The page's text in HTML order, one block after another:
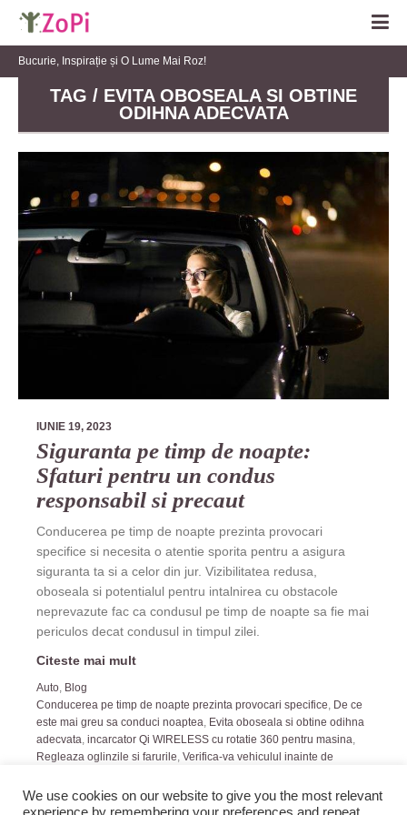
Bucurie, Inspirație și O Lume Mai Roz!
TAG / EVITA OBOSEALA SI OBTINE
ODIHNA ADECVATA
IUNIE 19, 2023
Siguranta pe timp de noapte:
Sfaturi pentru un condus
responsabil si precaut
Conducerea pe timp de noapte prezinta provocari
specifice si necesita o atentie sporita pentru a asigura
siguranta ta si a celor din jur. Vizibilitatea redusa,
oboseala si potentialul pentru intalnirea cu obstacole
neprevazute fac ca condusul pe timp de noapte sa fie mai
periculos decat condusul in timpul zilei.
Citeste mai mult
Auto, Blog
Conducerea pe timp de noapte prezinta provocari specifice, De ce
este mai greu sa conduci noaptea, Evita oboseala si obtine odihna
adecvata, incarcator Qi WIRELESS cu rotatie 360 pentru masina,
Regleaza oglinzile si farurile, Verifica-va vehiculul inainte de
We use cookies on our website to give you the most relevant